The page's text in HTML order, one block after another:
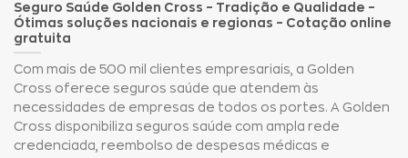
Seguro Saúde Golden Cross – Tradição e Qualidade –
Ótimas soluções nacionais e regionas – Cotação online
gratuita
Com mais de 500 mil clientes empresariais, a Golden
Cross oferece seguros saúde que atendem às
necessidades de empresas de todos os portes. A Golden
Cross disponibiliza seguros saúde com ampla rede
credenciada, reembolso de despesas médicas e